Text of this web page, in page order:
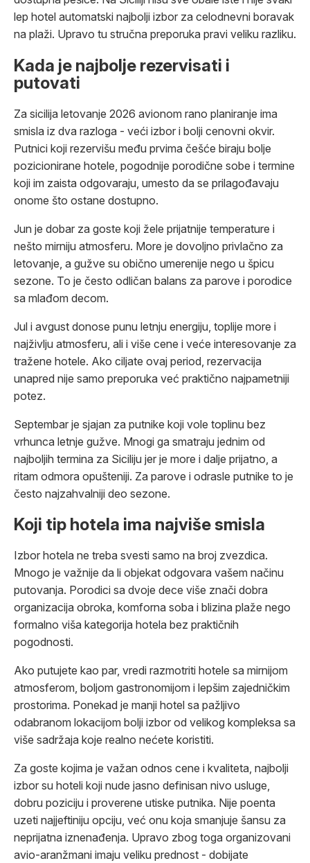
lep hotel automatski najbolji izbor za celodnevni boravak
na plaži. Upravo tu stručna preporuka pravi veliku razliku.
Kada je najbolje rezervisati i
putovati
Za sicilija letovanje 2026 avionom rano planiranje ima
smisla iz dva razloga - veći izbor i bolji cenovni okvir.
Putnici koji rezervišu među prvima češće biraju bolje
pozicionirane hotele, pogodnije porodične sobe i termine
koji im zaista odgovaraju, umesto da se prilagođavaju
onome što ostane dostupno.
Jun je dobar za goste koji žele prijatnije temperature i
nešto mirniju atmosferu. More je dovoljno privlačno za
letovanje, a gužve su obično umerenije nego u špicu
sezone. To je često odličan balans za parove i porodice
sa mlađom decom.
Jul i avgust donose punu letnju energiju, toplije more i
najživlju atmosferu, ali i više cene i veće interesovanje za
tražene hotele. Ako ciljate ovaj period, rezervacija
unapred nije samo preporuka već praktično najpametniji
potez.
Septembar je sjajan za putnike koji vole toplinu bez
vrhunca letnje gužve. Mnogi ga smatraju jednim od
najboljih termina za Siciliju jer je more i dalje prijatno, a
ritam odmora opušteniji. Za parove i odrasle putnike to je
često najzahvalniji deo sezone.
Koji tip hotela ima najviše smisla
Izbor hotela ne treba svesti samo na broj zvezdica.
Mnogo je važnije da li objekat odgovara vašem načinu
putovanja. Porodici sa dvoje dece više znači dobra
organizacija obroka, komforna soba i blizina plaže nego
formalno viša kategorija hotela bez praktičnih
pogodnosti.
Ako putujete kao par, vredi razmotriti hotele sa mirnijom
atmosferom, boljom gastronomijom i lepšim zajedničkim
prostorima. Ponekad je manji hotel sa pažljivo
odabranom lokacijom bolji izbor od velikog kompleksa sa
više sadržaja koje realno nećete koristiti.
Za goste kojima je važan odnos cene i kvaliteta, najbolji
izbor su hoteli koji nude jasno definisan nivo usluge,
dobru poziciju i proverene utiske putnika. Nije poenta
uzeti najjeftiniju opciju, već onu koja smanjuje šansu za
neprijatna iznenađenja. Upravo zbog toga organizovani
avio-aranžmani imaju veliku prednost - dobijate